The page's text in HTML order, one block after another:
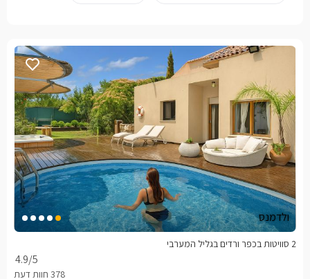
ולדמנס
4.9/5
2 סוויטות בכפר ורדים בגליל המערבי